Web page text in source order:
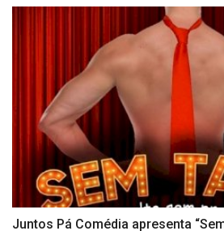
Juntos Pá Comédia apresenta